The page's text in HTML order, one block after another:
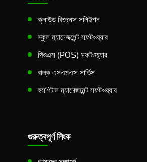
ক্লাউড বিজনেস সলিউশন
স্কুল ম্যানেজমেন্ট সফটওয়্যার
পিওএস (POS) সফটওয়্যার
বাল্ক এসএমএস সার্ভিস
হসপিটাল ম্যানেজমেন্ট সফটওয়্যার
গুরুত্বপূর্ণ লিংক